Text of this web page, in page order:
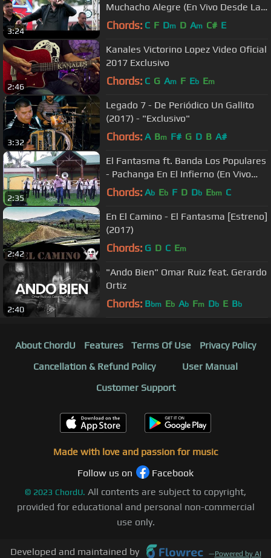
3:24
Muchacho Alegre (En Vivo Desde La
Ciudad)
Chords: C F Dm D Am C# E
2:46
Kanales Victorino Lopez Video Oficial
2017 Exclusivo
Chords: C G Am F Eb Em
3:32
Legado 7 - De Periódico Un Gallito
(2017) - "Exclusivo"
Chords: A Bm F# G D B A#
2:35
El Fantasma ft. Banda Los Populares
- Pachanga En El Infierno (En Vivo
2016)
Chords: Ab Eb F D Db Ebm C
2:42
En El Camino - El Fantasma [Estreno]
(2017)
Chords: G D C Em
2:40
"Ando Bien" Omar Ruiz feat. Gerardo
Ortiz
Chords: Bbm Eb Ab Fm Db E Bb
About ChordU Features Terms Of Use
Privacy Policy
Cancellation & Refund Policy
User Manual
Customer Support
Made with love and passion for music
Follow us on
Facebook
© 2023 ChordU. All contents are subject to copyright,
provided for educational and personal non-commercial
use only.
Developed and maintained by —Powered by AI